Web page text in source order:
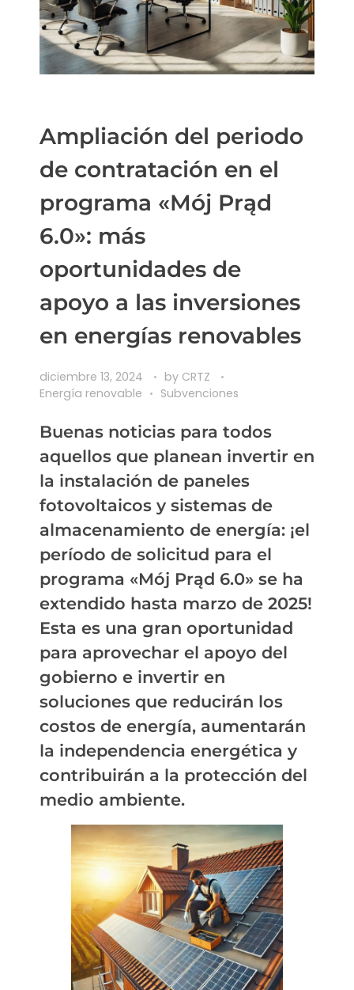
Ampliación del periodo
de contratación en el
programa «Mój Prąd
6.0»: más
oportunidades de
apoyo a las inversiones
en energías renovables
diciembre 13, 2024 by CRTZ
Energía renovable
Subvenciones
Buenas noticias para todos
aquellos que planean invertir en
la instalación de paneles
fotovoltaicos y sistemas de
almacenamiento de energía: ¡el
período de solicitud para el
programa «Mój Prąd 6.0» se ha
extendido hasta marzo de 2025!
Esta es una gran oportunidad
para aprovechar el apoyo del
gobierno e invertir en
soluciones que reducirán los
costos de energía, aumentarán
la independencia energética y
contribuirán a la protección del
medio ambiente.